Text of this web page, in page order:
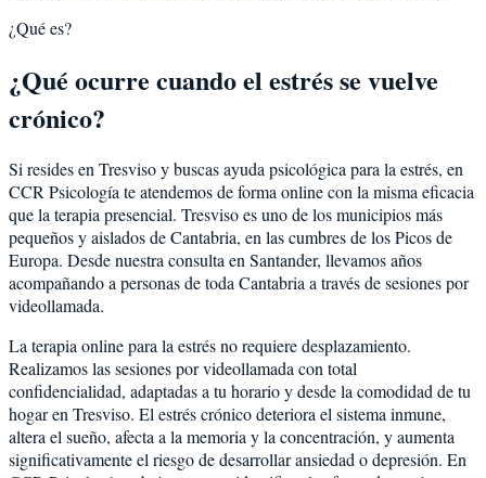
¿Qué es?
¿Qué ocurre cuando el estrés se vuelve
crónico?
Si resides en Tresviso y buscas ayuda psicológica para la estrés, en
CCR Psicología te atendemos de forma online con la misma eficacia
que la terapia presencial. Tresviso es uno de los municipios más
pequeños y aislados de Cantabria, en las cumbres de los Picos de
Europa. Desde nuestra consulta en Santander, llevamos años
acompañando a personas de toda Cantabria a través de sesiones por
videollamada.
La terapia online para la estrés no requiere desplazamiento.
Realizamos las sesiones por videollamada con total
confidencialidad, adaptadas a tu horario y desde la comodidad de tu
hogar en Tresviso. El estrés crónico deteriora el sistema inmune,
altera el sueño, afecta a la memoria y la concentración, y aumenta
significativamente el riesgo de desarrollar ansiedad o depresión. En